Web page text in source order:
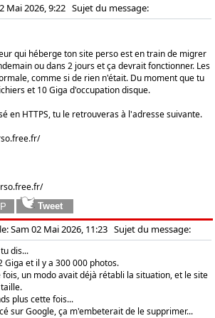
Mai 2026, 9:22 Sujet du message:
qui héberge ton site perso est en train de migrer
ou dans 2 jours et ça devrait fonctionner. Les
comme si de rien n'était. Du moment que tu
et 10 Giga d'occupation disque.
en HTTPS, tu le retrouveras à l'adresse suivante.
Sam 02 Mai 2026, 11:23 Sujet du message:
dis...
Giga et il y a 300 000 photos.
un modo avait déjà rétabli la situation, et le site
plus cette fois...
sur Google, ça m'embeterait de le supprimer...